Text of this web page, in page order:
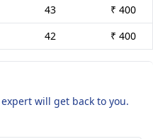
43
₹ 400
42 ₹ 400
will get back to you.